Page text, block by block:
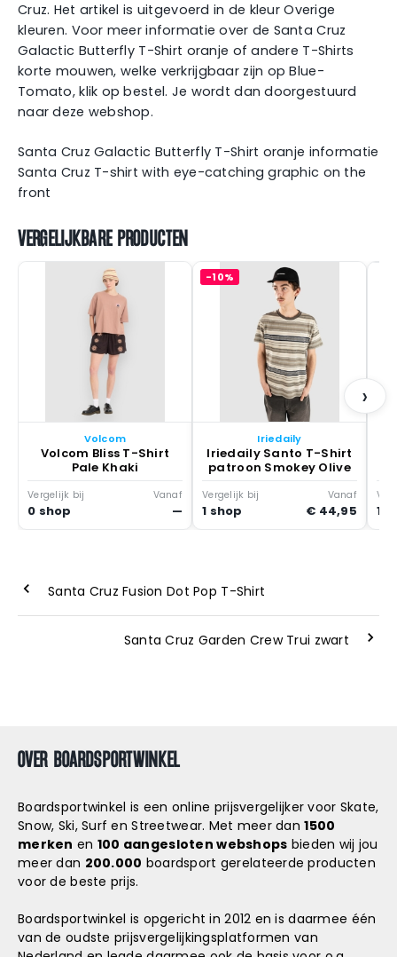
Cruz. Het artikel is uitgevoerd in de kleur Overige
kleuren. Voor meer informatie over de Santa Cruz
Galactic Butterfly T-Shirt oranje of andere T-Shirts
korte mouwen, welke verkrijgbaar zijn op Blue-
Tomato, klik op bestel. Je wordt dan doorgestuurd
naar deze webshop.
Santa Cruz Galactic Butterfly T-Shirt oranje informatie
Santa Cruz T-shirt with eye-catching graphic on the
front
VERGELIJKBARE PRODUCTEN
Volcom
Volcom Bliss T-Shirt
Pale Khaki
Vergelijk bij
0 shop
Vanaf
—
-10%
Iriedaily
Iriedaily Santo T-Shirt
patroon Smokey Olive
Vergelijk bij
1 shop
Vanaf
€ 44,95 1
›
Santa Cruz Fusion Dot Pop T-Shirt
Santa Cruz Garden Crew Trui zwart
OVER BOARDSPORTWINKEL
Boardsportwinkel is een online prijsvergelijker voor Skate,
Snow, Ski, Surf en Streetwear. Met meer dan1500
merken en 100 aangesloten webshops bieden wij jou
meer dan 200.000 boardsport gerelateerde producten
voor de beste prijs.
Boardsportwinkel is opgericht in 2012 en is daarmee één
van de oudste prijsvergelijkingsplatformen van